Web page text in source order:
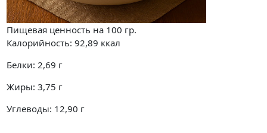
Пищевая ценность на 100 гр.
Калорийность: 92,89 ккал
Белки: 2,69 г
Жиры: 3,75 г
Углеводы: 12,90 г